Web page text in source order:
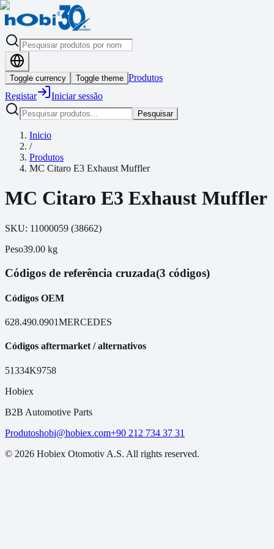
Toggle currency Toggle theme Produtos
Registar
Iniciar sessão
Pesquisar
Inicio
/
Produtos
MC Citaro E3 Exhaust Muffler
MC Citaro E3 Exhaust Muffler
SKU: 11000059 (38662)
Peso39.00 kg
Códigos de referência cruzada(3 códigos)
Códigos OEM
628.490.0901MERCEDES
Códigos aftermarket / alternativos
51334K9758
Hobiex
B2B Automotive Parts
Produtoshobi@hobiex.com+90 212 734 37 31
© 2026 Hobiex Otomotiv A.S. All rights reserved.